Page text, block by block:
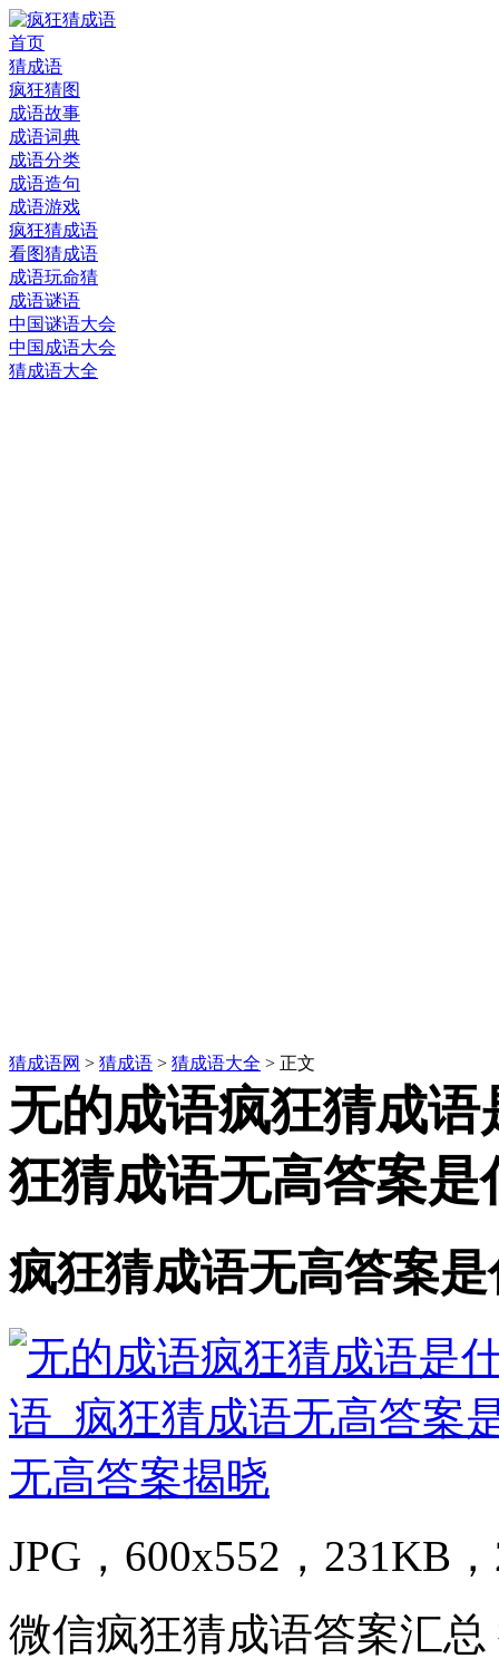
首页
猜成语
疯狂猜图
成语故事
成语词典
成语分类
成语造句
成语游戏
疯狂猜成语
看图猜成语
成语玩命猜
成语谜语
中国谜语大会
中国成语大会
猜成语大全
猜成语网 > 猜成语 > 猜成语大全 > 正文
无的成语疯狂猜成语
狂猜成语无高答案
疯狂猜成语无高答案
JPG，600x552，231KB
微信疯狂猜成语答案汇